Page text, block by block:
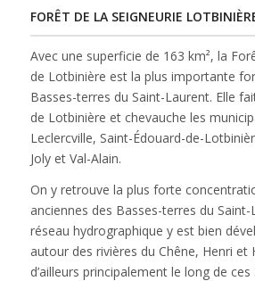
FORÊT DE LA SEIGNEURIE
Avec une superficie de 163 km², la
de Lotbinière est la plus importante
Basses-terres du Saint-Laurent. Elle
de Lotbinière et chevauche les
Leclercville, Saint-Édouard-de-
Joly et Val-Alain.
On y retrouve la plus forte
anciennes des Basses-terres du Saint-
réseau hydrographique y est bien
autour des rivières du Chêne, Henri et
d’ailleurs principalement le long de ces